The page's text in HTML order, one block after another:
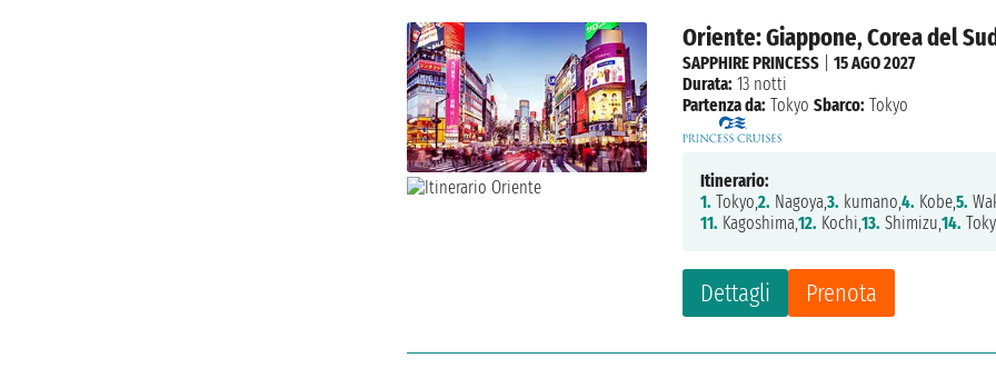
Oriente: Giappone, Corea del
Dettagli Prenota
SAPPHIRE PRINCESS |15 AGO 2027
Durata: 13 notti
Partenza da: Tokyo Sbarco: Tokyo
Itinerario:
1. Tokyo,2. Nagoya,3. kumano,4. Kobe,5.
11. Kagoshima,12. Kochi,13. Shimizu,14.